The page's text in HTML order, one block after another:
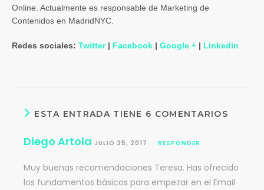
Online. Actualmente es responsable de Marketing de
Contenidos en MadridNYC.
Redes sociales: Twitter| Facebook | Google + | Linkedin
ESTA ENTRADA TIENE 6 COMENTARIOS
Diego Artola JULIO 25, 2017 RESPONDER
Muy buenas recomendaciones Teresa. Has ofrecido
los fundamentos básicos para empezar en el Email